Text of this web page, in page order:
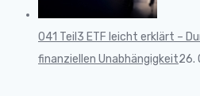
041 Teil3 ETF leicht erklärt –
finanziellen Unabhängigkeit26.